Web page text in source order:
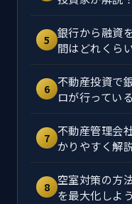
5 銀行から融資
間はどれくら
6 不動産投資で
ロが行ってい
7 不動産管理会
かりやすく解
8 空室対策の方
を最大化しよう